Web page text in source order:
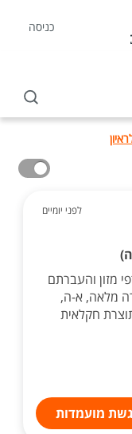
כניסה
לפני יומיים
מזון והעברתם
מלאה, א-ה,
של תוצרת חקלאית
מועמדות